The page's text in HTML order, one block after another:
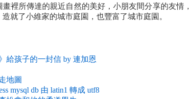
畫裡所傳達的親近自然的美好，小朋友間分享的友情
就了小維家的城市庭園，也豐富了城市庭園。
給孩子的一封信 by 連加恩
地圖
mysql db 由 latin1 轉成 utf8